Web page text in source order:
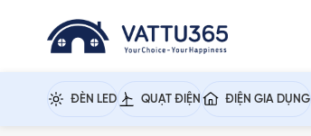
ĐÈN LED QUẠT ĐIỆN ĐIỆN GIA DỤNG